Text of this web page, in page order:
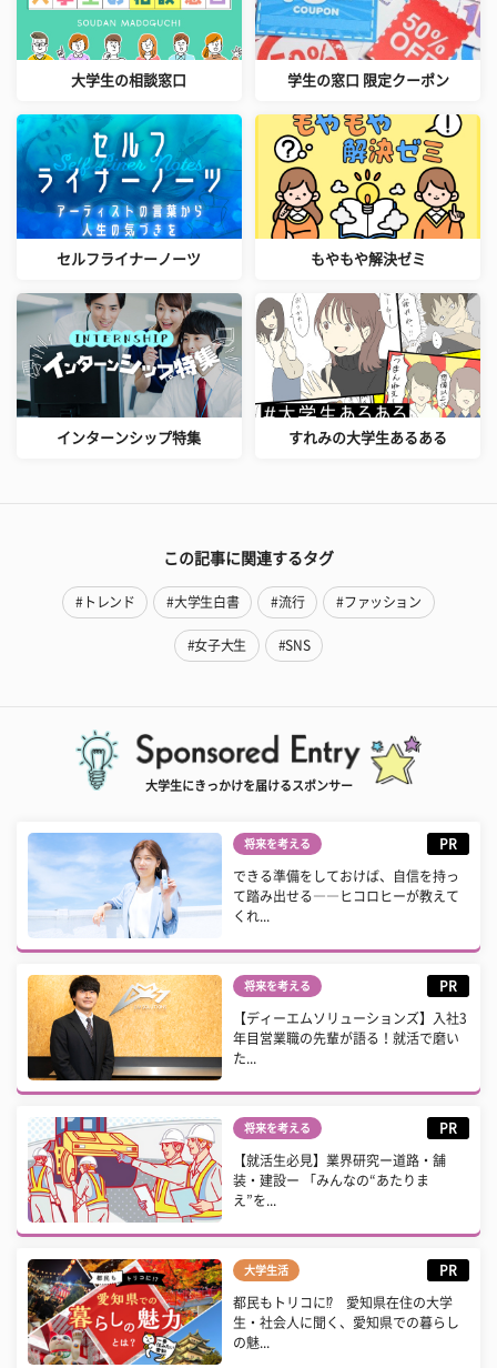
大学生の相談窓口 学生の窓口 限定クーポン
セルフライナーノーツ もやもや解決ゼミ
インターンシップ特集 すれみの大学生あるある
この記事に関連するタグ
#トレンド #大学生白書 #流行 #ファッション
#女子大生 #SNS
大学生にきっかけを届けるスポンサー
将来を考える PR
できる準備をしておけば、自信を持っ
て踏み出せる――ヒコロヒーが教えて
くれ...
将来を考える PR
【ディーエムソリューションズ】入社3
年目営業職の先輩が語る！就活で磨い
た...
将来を考える PR
【就活生必見】業界研究ー道路・舗
装・建設ー 「みんなの“あたりま
え”を...
大学生活 PR
都民もトリコに⁉ 愛知県在住の大学
生・社会人に聞く、愛知県での暮らし
の魅...